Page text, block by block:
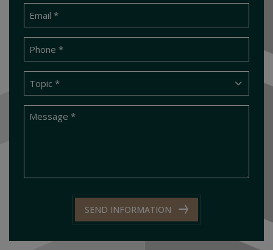
SEND INFORMATION